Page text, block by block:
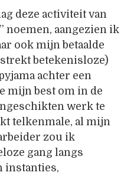
deze activiteit van
noemen, aangezien ik
ook mijn betaalde
betekenisloze)
achter een
mijn best om in de
werk te
telkenmale, al mijn
zou ik
gang langs
instanties,